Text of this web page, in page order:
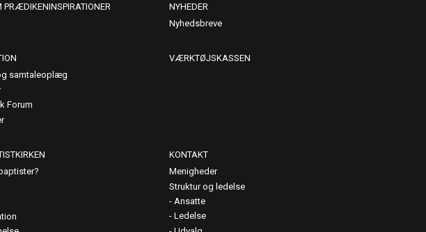
PRÆDIKENINSPIRATIONER
NYHEDER
Nyhedsbreve
samtaleoplæg
Forum
VÆRKTØJSKASSEN
KONTAKT
Menigheder
Struktur og ledelse
Ansatte
Ledelse